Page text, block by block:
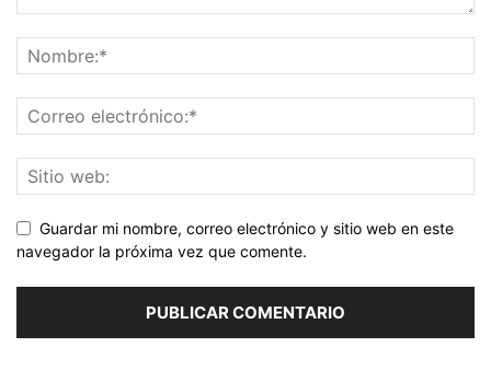
Guardar mi nombre, correo electrónico y sitio web en este
navegador la próxima vez que comente.